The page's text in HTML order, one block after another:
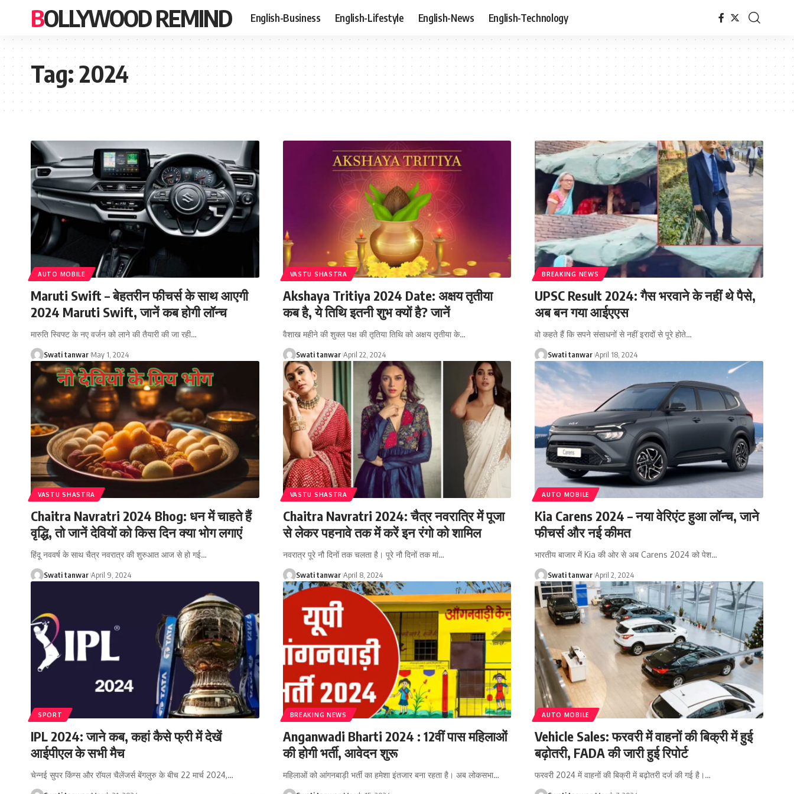
BOLLYWOOD REMIND English-Business English-Lifestyle English-News English-Technology
Tag:2024
AUTO MOBILE
Maruti Swift – बेहतरीन फीचर्स के साथ आएगी
2024 Maruti Swift, जानें कब होगी लॉन्‍च
मारुति स्विफ्ट के नए वर्जन को लाने की तैयारी की जा रही…
Swati tanwar May 1, 2024
VASTU SHASTRA
Akshaya Tritiya 2024 Date: अक्षय तृतीया
कब है, ये तिथि इतनी शुभ क्यों है? जानें
वैशाख महीने की शुक्ल पक्ष की तृतिया तिथि को अक्षय तृतीया के…
Swati tanwar April 22, 2024
BREAKING NEWS
UPSC Result 2024: गैस भरवाने के नहीं थे पैसे,
अब बन गया आईएएस
वो कहते हैं कि सपने संसाधनों से नहीं इरादों से पूरे होते…
Swati tanwar April 18, 2024
VASTU SHASTRA
Chaitra Navratri 2024 Bhog: धन में चाहते हैं
वृद्धि, तो जानें देवियों को किस दिन क्या भोग लगाएं
हिंदू नववर्ष के साथ चैत्र नवरात्र की शुरुआत आज से हो गई…
Swati tanwar April 9, 2024
VASTU SHASTRA
Chaitra Navratri 2024: चैत्र नवरात्रि में पूजा
से लेकर पहनावे तक में करें इन रंगो को शामिल
नवरात्र पूरे नौ दिनों तक चलता है। पूरे नौ दिनों तक मां…
Swati tanwar April 8, 2024
AUTO MOBILE
Kia Carens 2024 – नया वेरिएंट हुआ लॉन्‍च, जाने
फीचर्स और नई कीमत
भारतीय बाजार में Kia की ओर से अब Carens 2024 को पेश…
Swati tanwar April 2, 2024
SPORT
IPL 2024: जाने कब, कहां कैसे फ्री में देखें
आईपीएल के सभी मैच
चेन्नई सुपर किंग्स और रॉयल चैलेंजर्स बेंगलुरु के बीच 22 मार्च 2024,…
BREAKING NEWS
Anganwadi Bharti 2024 : 12वीं पास महिलाओं
की होगी भर्ती, आवेदन शुरू
महिलाओं को आंगनबाड़ी भर्ती का हमेशा इंतजार बना रहता है। अब लोकसभा…
AUTO MOBILE
Vehicle Sales: फरवरी में वाहनों की बिक्री में हुई
बढ़ोतरी, FADA की जारी हुई रिपोर्ट
फरवरी 2024 में वाहनों की बिक्री में बढ़ोतरी दर्ज की गई है। …